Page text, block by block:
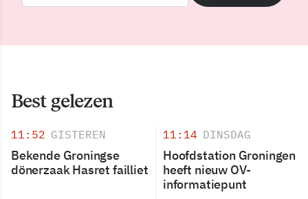
Best gelezen
11:52 GISTEREN
Bekende Groningse
dönerzaak Hasret failliet
11:14 DINSDAG
Hoofdstation Groningen
heeft nieuw OV-
informatiepunt